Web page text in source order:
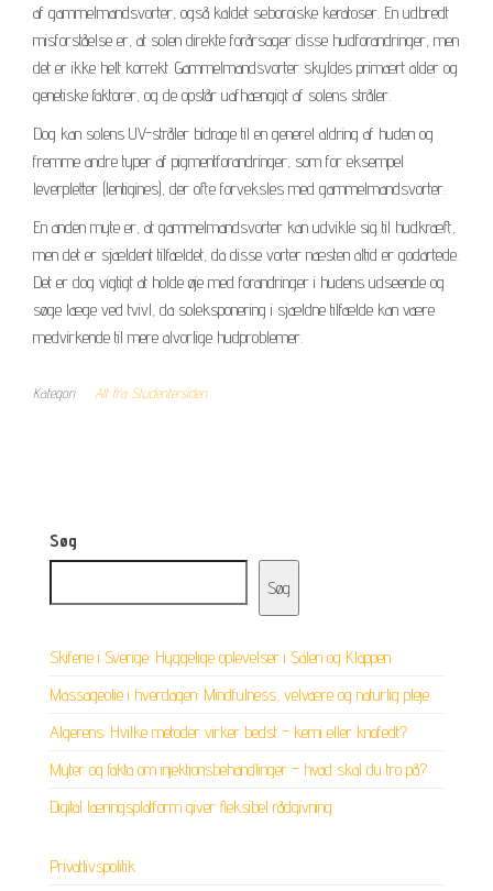
af gammelmandsvorter, også kaldet seboroiske keratoser. En udbredt
misforståelse er, at solen direkte forårsager disse hudforandringer, men
det er ikke helt korrekt. Gammelmandsvorter skyldes primært alder og
genetiske faktorer, og de opstår uafhængigt af solens stråler.
Dog kan solens UV-stråler bidrage til en generel aldring af huden og
fremme andre typer af pigmentforandringer, som for eksempel
leverpletter (lentigines), der ofte forveksles med gammelmandsvorter.
En anden myte er, at gammelmandsvorter kan udvikle sig til hudkræft,
men det er sjældent tilfældet, da disse vorter næsten altid er godartede.
Det er dog vigtigt at holde øje med forandringer i hudens udseende og
søge læge ved tvivl, da soleksponering i sjældne tilfælde kan være
medvirkende til mere alvorlige hudproblemer.
Kategori Alt fra Studentersiden
Søg
Søg
Skiferie i Sverige: Hyggelige oplevelser i Sälen og Kläppen
Massageolie i hverdagen: Mindfulness, velvære og naturlig pleje
Algerens: Hvilke metoder virker bedst – kemi eller knofedt?
Myter og fakta om injektionsbehandlinger – hvad skal du tro på?
Digital læringsplatform giver fleksibel rådgivning
Privatlivspolitik